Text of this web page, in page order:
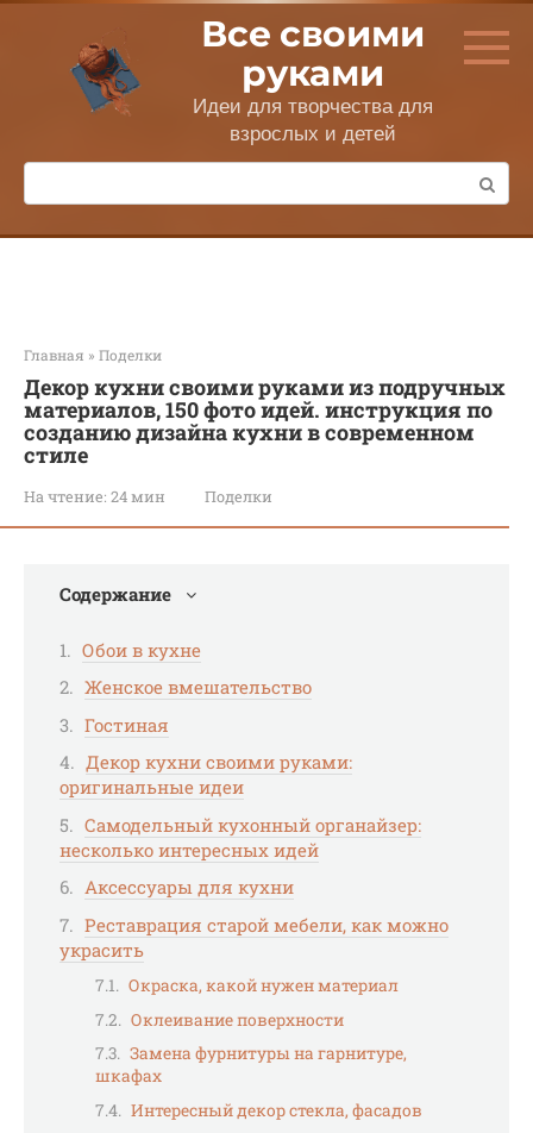
Перейти
контенту
Все своими
руками
Идеи для творчества для
взрослых и детей
Поиск:
Главная » Поделки
Декор кухни своими руками из подручных
материалов, 150 фото идей. инструкция по
созданию дизайна кухни в современном
стиле
На чтение: 24 мин Поделки
Содержание
Обои в кухне
Женское вмешательство
Гостиная
Декор кухни своими руками:
оригинальные идеи
Самодельный кухонный органайзер:
несколько интересных идей
Аксессуары для кухни
Реставрация старой мебели, как можно
украсить
Окраска, какой нужен материал
Оклеивание поверхности
Замена фурнитуры на гарнитуре,
шкафах
Интересный декор стекла, фасадов